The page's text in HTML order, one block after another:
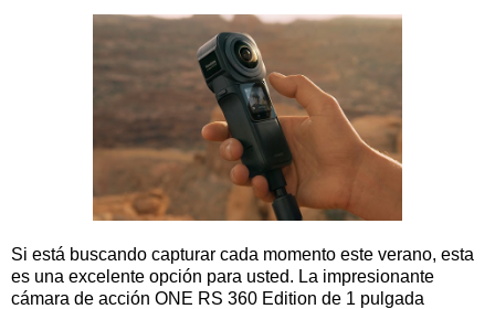
Si está buscando capturar cada momento este verano, esta
es una excelente opción para usted. La impresionante
cámara de acción ONE RS 360 Edition de 1 pulgada